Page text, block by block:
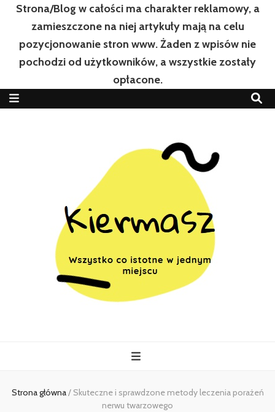
Strona/Blog w całości ma charakter reklamowy, a
zamieszczone na niej artykuły mają na celu
pozycjonowanie stron www. Żaden z wpisów nie
pochodzi od użytkowników, a wszystkie zostały
opłacone.
Strona główna/ Skuteczne i sprawdzone metody leczenia porażeń
nerwu twarzowego